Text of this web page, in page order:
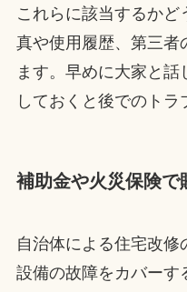
これらに該当するか
真や使用履歴、第三者
ます。早めに大家と
しておくと後でのトラ
補助金や火災保険で
自治体による住宅改
設備の故障をカバーす